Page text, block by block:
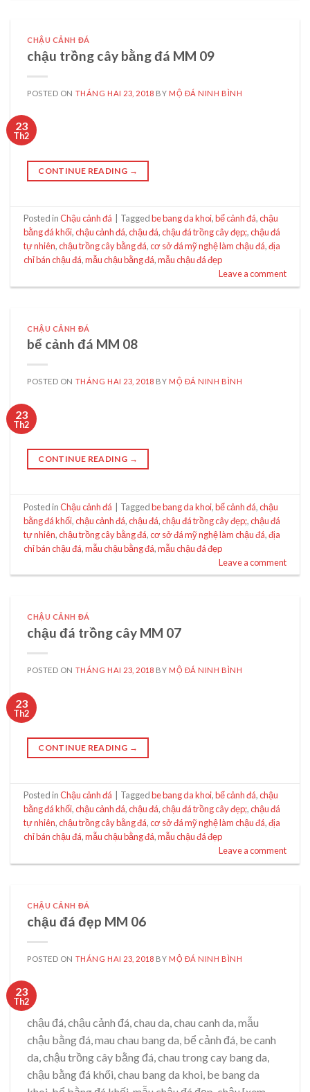
CHẬU CẢNH ĐÁ
chậu trồng cây bằng đá MM 09
POSTED ON THÁNG HAI 23, 2018 BY MỘ ĐÁ NINH BÌNH
23
Th2
CONTINUE READING →
Posted inChậu cảnh đá Taggedbe bang da khoi,bể cảnh đá,chậu
bằng đá khối,chậu cảnh đá,chậu đá,chậu đá trồng cây đẹp;,chậu đá
tự nhiên,chậu trồng cây bằng đá,cơ sở đá mỹ nghệ làm chậu đá,địa
chỉ bán chậu đá,mẫu chậu bằng đá,mẫu chậu đá đẹp
Leave a comment
CHẬU CẢNH ĐÁ
bể cảnh đá MM 08
POSTED ON THÁNG HAI 23, 2018 BY MỘ ĐÁ NINH BÌNH
23
Th2
CONTINUE READING →
Posted inChậu cảnh đá Taggedbe bang da khoi,bể cảnh đá,chậu
bằng đá khối,chậu cảnh đá,chậu đá,chậu đá trồng cây đẹp;,chậu đá
tự nhiên,chậu trồng cây bằng đá,cơ sở đá mỹ nghệ làm chậu đá,địa
chỉ bán chậu đá,mẫu chậu bằng đá,mẫu chậu đá đẹp
Leave a comment
CHẬU CẢNH ĐÁ
chậu đá trồng cây MM 07
POSTED ON THÁNG HAI 23, 2018 BY MỘ ĐÁ NINH BÌNH
23
Th2
CONTINUE READING →
Posted inChậu cảnh đá Taggedbe bang da khoi,bể cảnh đá,chậu
bằng đá khối,chậu cảnh đá,chậu đá,chậu đá trồng cây đẹp;,chậu đá
tự nhiên,chậu trồng cây bằng đá,cơ sở đá mỹ nghệ làm chậu đá,địa
chỉ bán chậu đá,mẫu chậu bằng đá,mẫu chậu đá đẹp
Leave a comment
CHẬU CẢNH ĐÁ
chậu đá đẹp MM 06
POSTED ON THÁNG HAI 23, 2018 BY MỘ ĐÁ NINH BÌNH
23
Th2
chậu đá, chậu cảnh đá, chau da, chau canh da, mẫu
chậu bằng đá, mau chau bang da, bể cảnh đá, be canh
da, chậu trồng cây bằng đá, chau trong cay bang da,
chậu bằng đá khối, chau bang da khoi, be bang da